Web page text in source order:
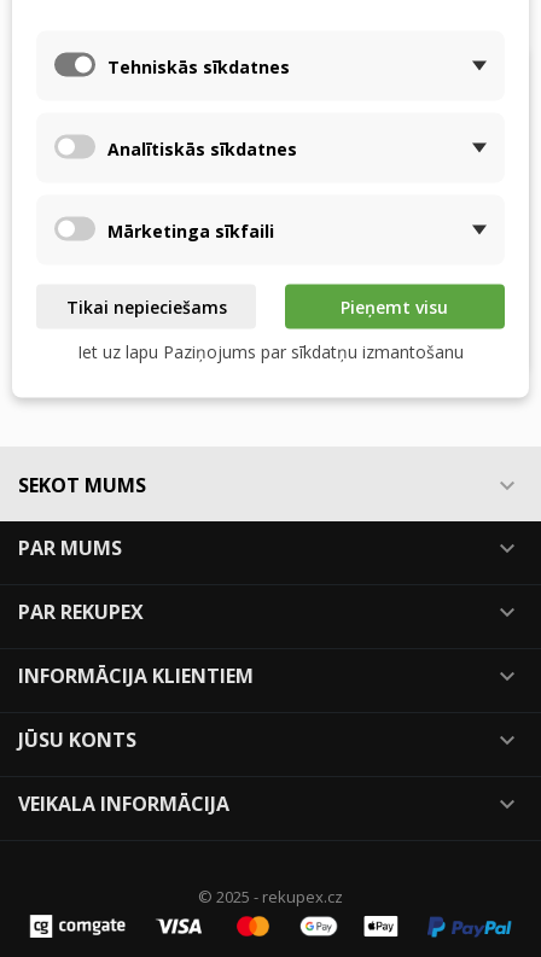
siltummaiņa tipu savā iekārtā vai
neatradu savu modeli jūsu e-veikalā.
Mēs darīsim visu iespējamo, lai nodrošinātu 100%
saderīgu siltummaini jebkurai ventilācijas sistēmai.
SEKOT MUMS 
PAR MUMS 
PAR REKUPEX 
INFORMĀCIJA KLIENTIEM 
JŪSU KONTS 
VEIKALA INFORMĀCIJA 
© 2025 - rekupex.cz
Tehniskās sīkdatnes
Analītiskās sīkdatnes
Mārketinga sīkfaili
Tikai nepieciešams
Pieņemt visu
Iet uz lapu Paziņojums par sīkdatņu izmantošanu